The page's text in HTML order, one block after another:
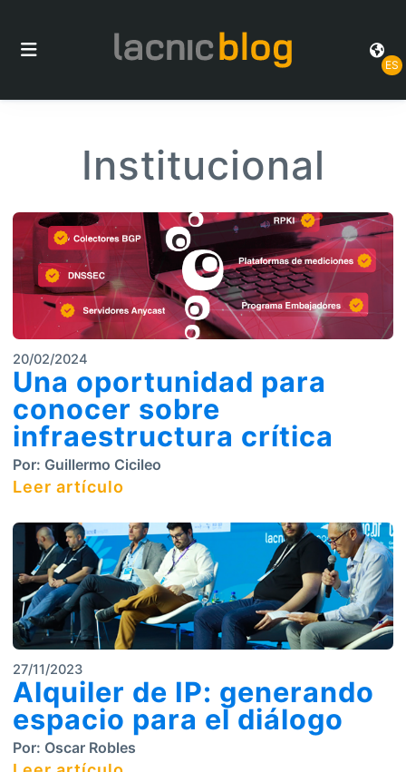
ES
Institucional
20/02/2024
Una oportunidad para
conocer sobre
infraestructura crítica
Por: Guillermo Cicileo
Leer artículo
27/11/2023
Alquiler de IP: generando
espacio para el diálogo
Por: Oscar Robles